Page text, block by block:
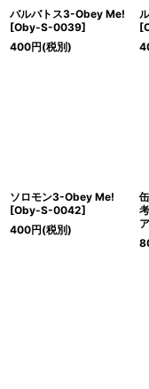
バルバトス3-Obey Me!
[Oby-S-0039]
400円(税別)
[
ソロモン3-Obey Me!
[Oby-S-0042]
400円(税別)